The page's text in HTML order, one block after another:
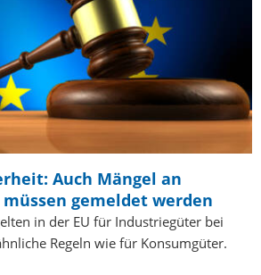
Auch Mängel an
gemeldet werden
in der EU für Industriegüter bei
Regeln wie für Konsumgüter.